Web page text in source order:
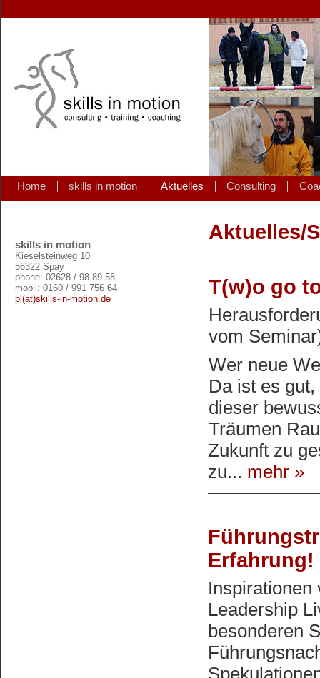
Home skills in motion Aktuelles Consulting
skills in motion
Kieselsteinweg 10
56322 Spay
phone: 02628 / 98 89 58
mobil: 0160 / 991 756 64
pl(at)skills-in-motion.de
Aktuelles/
T(w)o go
vom
Wer neue
Da ist es
dieser
Träumen
Zukunft zu
zu... mehr »
Erfahrung!
Inspirationen
Leadership
besonderen